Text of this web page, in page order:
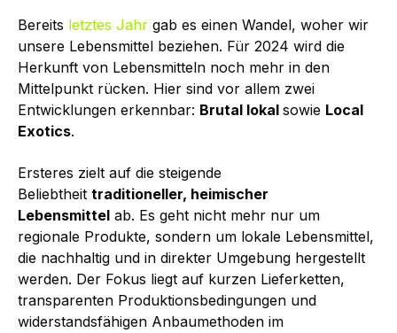
Bereits letztes Jahr gab es einen Wandel, woher wir
unsere Lebensmittel beziehen. Für 2024 wird die
Herkunft von Lebensmitteln noch mehr in den
Mittelpunkt rücken. Hier sind vor allem zwei
Entwicklungen erkennbar: Brutal lokal sowie Local
Exotics.
Ersteres zielt auf die steigende
Beliebtheit traditioneller, heimischer
Lebensmittel ab. Es geht nicht mehr nur um
regionale Produkte, sondern um lokale Lebensmittel,
die nach­haltig und in direkter Umgebung hergestellt
werden. Der Fokus liegt auf kurzen Lieferketten,
transparenten Produktionsbedingungen und
widerstandsfähigen Anbaumethoden im